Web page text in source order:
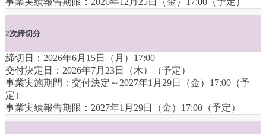
2次締切分
締切日：2026年6月15日（月）17:00
交付決定日：2026年7月23日（木）（予定）
事業実施期間：交付決定～2027年1月29日（金）17:00（予
定）
事業実績報告期限：2027年1月29日（金）17:00（予定）